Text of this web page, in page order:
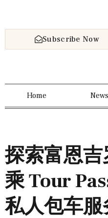
Subscribe Now
Home News
探索富恩
乘 Tour
私人包车